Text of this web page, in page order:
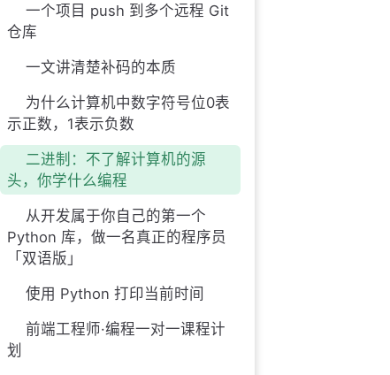
一个项目 push 到多个远程 Git
仓库
一文讲清楚补码的本质
为什么计算机中数字符号位0表
示正数，1表示负数
二进制：不了解计算机的源
头，你学什么编程
从开发属于你自己的第一个
Python 库，做一名真正的程序员
「双语版」
使用 Python 打印当前时间
前端工程师·编程一对一课程计
划